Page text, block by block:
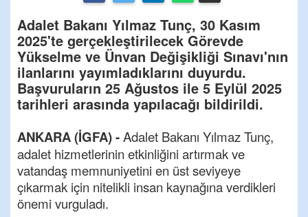
Adalet Bakanı Yılmaz Tunç, 30 Kasım
2025'te gerçekleştirilecek Görevde
Yükselme ve Ünvan Değişikliği Sınavı'nın
ilanlarını yayımladıklarını duyurdu.
Başvuruların 25 Ağustos ile 5 Eylül 2025
tarihleri arasında yapılacağı bildirildi.
ANKARA (İGFA) -Adalet Bakanı Yılmaz Tunç,
adalet hizmetlerinin etkinliğini artırmak ve
vatandaş memnuniyetini en üst seviyeye
çıkarmak için nitelikli insan kaynağına verdikleri
önemi vurguladı.